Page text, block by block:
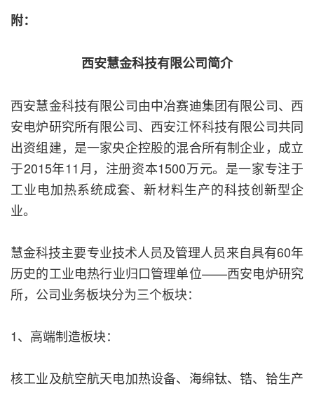
附：
西安慧金科技有限公司简介
西安慧金科技有限公司由中冶赛迪集团有限公司、西
安电炉研究所有限公司、西安江怀科技有限公司共同
出资组建，是一家央企控股的混合所有制企业，成立
于2015年11月，注册资本1500万元。是一家专注于
工业电加热系统成套、新材料生产的科技创新型企
业。
慧金科技主要专业技术人员及管理人员来自具有60年
历史的工业电热行业归口管理单位——西安电炉研究
所，公司业务板块分为三个板块：
1、高端制造板块：
核工业及航空航天电加热设备、海绵钛、锆、铪生产